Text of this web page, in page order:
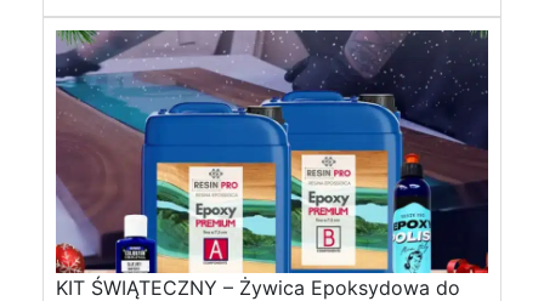
KIT ŚWIĄTECZNY – Żywica Epoksydowa do